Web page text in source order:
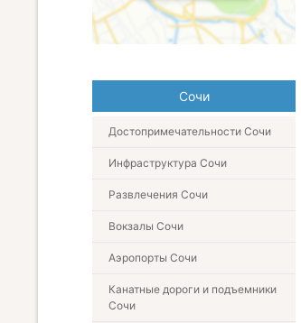
Сочи
Достопримечательности Сочи
Инфраструктура Сочи
Развлечения Сочи
Вокзалы Сочи
Аэропорты Сочи
Канатные дороги и подъемники
Сочи